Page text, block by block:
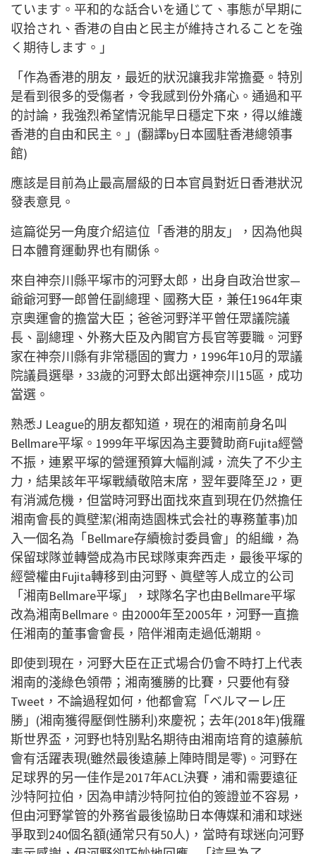
ています。平和的な話合いを通じて、事態が早期に
収拾され、香港の自由と民主が維持されることを強
く期待します。」
「作為香港的朋友，最近的狀況讓我非常擔憂。特別
是看到很多的受傷者，令我感到份外痛心。通過和平
的討論，我強烈希望情況能早日穩定下來，得以維護
香港的自由和民主。 」(翻譯by日本國駐香港總領事
館)
應該是目前為止最高層級的日本官員對近日香港狀況
發表意見。
這篇從另一角度介紹這位「香港的朋友」，因為他與
日本體育運動界也有關係。
來自神奈川縣平塚市的河野太郎，出身自政治世家—
爺爺河野一郎曾任副總理、國務大臣，兼任1964年東
京奧運會的擔當大臣；爸爸河野洋平曾任眾議院議
長、副總理、外務大臣及內閣官方長官等要職。河野
家在神奈川縣有非常穩固的實力，1996年10月的眾議
院議員選舉，33歲的河野太郎出選神奈川15區，成功
當選。
熟悉J League的朋友都知道，現在的湘南前身名叫
Bellmare平塚。1999年平塚因為主要贊助商Fujita經營
不振，連累平塚的營運預算大幅削減，流失了不少主
力，結果該年平塚戰績敬陪末席，翌年要降至J2，更
有消滅危機，但當時河野出面找來直到現在仍然擔任
湘南會長的眞壁潔(湘南造園株式会社的專務董事)加
入一個名為「Bellmare存續檢討委員會」的組織，為
保留球隊並轉營成為市民球隊東奔西走，最後平塚的
經營權由Fujita轉移到由河野、眞壁等人成立的公司
「湘南Bellmare平塚」，球隊名字也由Bellmare平塚
改為湘南Bellmare。由2000年至2005年，河野一直擔
任湘南的董事會會長，陪伴湘南走過低潮期。
即使到現在，河野大臣在正式場合仍會不時打上代表
湘南的淺綠色領帶；湘南獲勝的比賽，只要他有發
Tweet，不論過程如何，他都會寫「ベルマーレ圧
勝」(湘南獲得壓倒性勝利)來慶祝；去年(2018年)俄羅
斯世界盃，河野也特別點名期待由湘南培育的遠藤航
會有活躍表現(雖然最後遠藤上陣時間是零)。河野在
足球界的另一佳作是2017年ACL決賽，浦和需要遠征
沙特阿拉伯，因為申請沙特阿拉伯的簽證並不容易，
但由河野掌管的外務省最後協助日本傳媒和浦和球迷
爭取到240個名額(通常只有50人) ，當時有球迷向河野